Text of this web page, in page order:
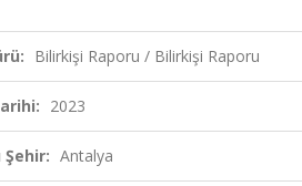
Bilirkişi Raporu / Bilirkişi Raporu
2023
Şehir: Antalya